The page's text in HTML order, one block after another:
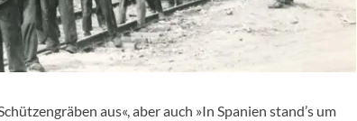
aus«, aber auch »In Spanien stand’s um